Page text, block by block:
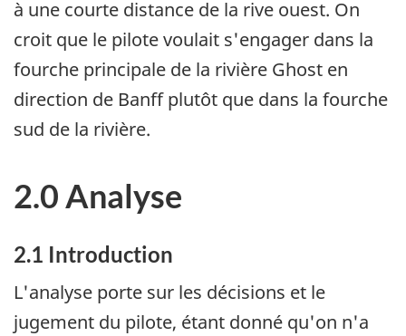
à une courte distance de la rive ouest. On
croit que le pilote voulait s'engager dans la
fourche principale de la rivière Ghost en
direction de Banff plutôt que dans la fourche
sud de la rivière.
2.0 Analyse
2.1 Introduction
L'analyse porte sur les décisions et le
jugement du pilote, étant donné qu'on n'a